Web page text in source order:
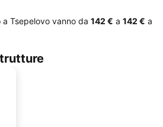
Tsepelovo vanno da ‎142 € a ‎142 € a